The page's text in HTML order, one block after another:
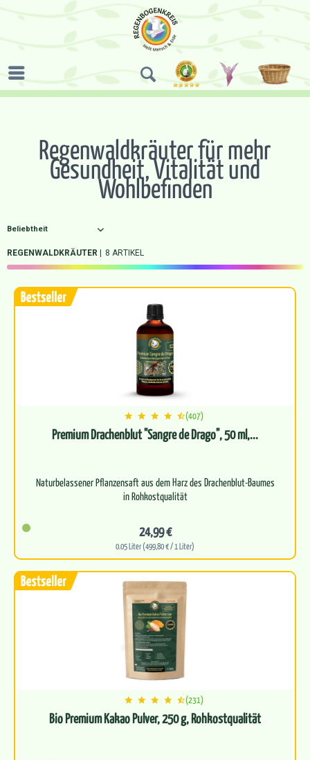
Regenwaldkräuter für mehr
Gesundheit, Vitalität und
Wohlbefinden
REGENWALDKRÄUTER 8 ARTIKEL
(407)
Premium Drachenblut "Sangre de Drago", 50 ml,...
Naturbelassener Pflanzensaft aus dem Harz des Drachenblut-Baumes
in Rohkostqualität
24,99 €
0.05 Liter (499,80 € / 1 Liter)
(231)
Bio Premium Kakao Pulver, 250 g, Rohkostqualität